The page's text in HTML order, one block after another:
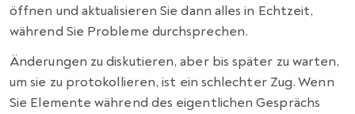
öffnen und aktualisieren Sie dann alles in Echtzeit,
während Sie Probleme durchsprechen.
Änderungen zu diskutieren, aber bis später zu warten,
um sie zu protokollieren, ist ein schlechter Zug. Wenn
Sie Elemente während des eigentlichen Gesprächs